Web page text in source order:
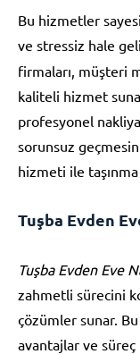
Bu hizmetler
ve stressiz hale
firmaları, müşteri
kaliteli hizmet
profesyonel
sorunsuz
hizmeti ile
Tuşba Evden
Tuşba Evden Eve
zahmetli sürecini
çözümler sunar. Bu
avantajlar ve